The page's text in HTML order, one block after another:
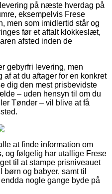
på næste hverdag på
eksempelvis Frese
men som imidlertid står og
før et aftalt klokkeslæt,
afsted inden de
gebyrfri levering, men
at du aftager for en konkret
dig den mest prisbevidste
– uden hensyn til om du
Tønder – vil blive at få
at finde information om
og følgelig har utallige Frese
til at stampe prisniveauet
og babyer, samt til
nogle gange byde på